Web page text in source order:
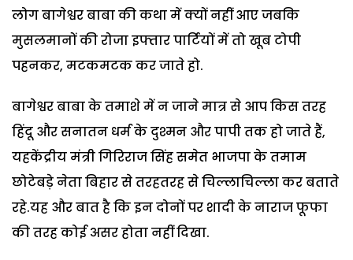
लोग बागेश्वर बाबा की कथा में क्यों नहीं आए जबकि
मुसलमानों की रोजा इफ्तार पार्टियों में तो खूब टोपी
पहनकर, मटकमटक कर जाते हो.
बागेश्वर बाबा के तमाशे में न जाने मात्र से आप किस तरह
हिंदू और सनातन धर्म के दुश्मन और पापी तक हो जाते हैं,
यहकेंद्रीय मंत्री गिरिराज सिंह समेत भाजपा के तमाम
छोटेबड़े नेता बिहार से तरहतरह से चिल्लाचिल्ला कर बताते
रहे.यह और बात है कि इन दोनों पर शादी के नाराज फूफा
की तरह कोई असर होता नहीं दिखा.